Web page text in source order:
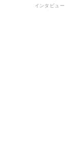
インタビュー